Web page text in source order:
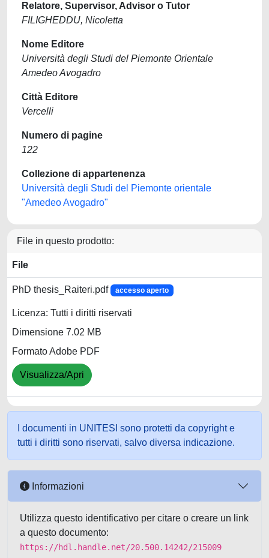
Relatore, Supervisor, Advisor o Tutor
FILIGHEDDU, Nicoletta
Nome Editore
Università degli Studi del Piemonte Orientale
Amedeo Avogadro
Città Editore
Vercelli
Numero di pagine
122
Collezione di appartenenza
Università degli Studi del Piemonte orientale
"Amedeo Avogadro"
File in questo prodotto:
File
PhD thesis_Raiteri.pdf accesso aperto
Licenza: Tutti i diritti riservati
Dimensione 7.02 MB
Formato Adobe PDF
Visualizza/Apri
I documenti in UNITESI sono protetti da copyright e
tutti i diritti sono riservati, salvo diversa indicazione.
Informazioni
Utilizza questo identificativo per citare o creare un link
a questo documento:
https://hdl.handle.net/20.500.14242/215009